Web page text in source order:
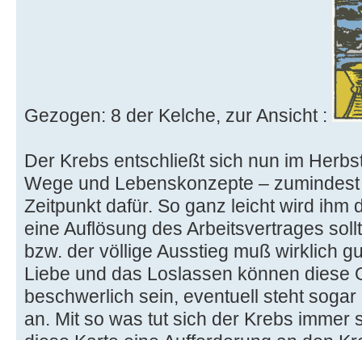
Gezogen: 8 der Kelche, zur Ansicht :
Der Krebs entschließt sich nun im
Wege und Lebenskonzepte –
Zeitpunkt dafür. So ganz leicht wird ihm
eine Auflösung des Arbeitsvertrages
bzw. der völlige Ausstieg muß wirklich
Liebe und das Loslassen können diese
beschwerlich sein, eventuell steht
an. Mit so was tut sich der Krebs immer